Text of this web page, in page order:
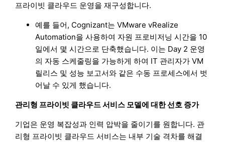
프라이빗 클라우드 운영을 재구성합니다.
예를 들어, Cognizant는 VMware vRealize
Automation을 사용하여 자원 프로비저닝 시간을 10
일에서 몇 시간으로 단축했습니다. 이는 Day 2 운영
의 자동 스케줄링을 가능하게 하여 IT 관리자가 VM
릴리스 및 성능 보고서와 같은 수동 프로세스에서 벗
어날 수 있게 했습니다.
관리형 프라이빗 클라우드 서비스 모델에 대한 선호 증가
기업은 운영 복잡성과 인력 압박을 줄이기를 원합니다. 관
리형 프라이빗 클라우드 서비스는 내부 기술 격차를 해결